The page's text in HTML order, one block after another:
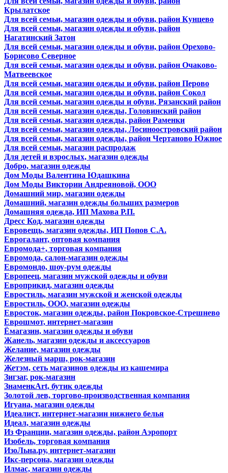
Крылатское
Для всей семьи, магазин одежды и обуви, район Кунцево
Для всей семьи, магазин одежды и обуви, район
Нагатинский Затон
Для всей семьи, магазин одежды и обуви, район Орехово-
Борисово Северное
Для всей семьи, магазин одежды и обуви, район Очаково-
Матвеевское
Для всей семьи, магазин одежды и обуви, район Перово
Для всей семьи, магазин одежды и обуви, район Сокол
Для всей семьи, магазин одежды и обуви, Рязанский район
Для всей семьи, магазин одежды, Головинский район
Для всей семьи, магазин одежды, район Раменки
Для всей семьи, магазин одежды, Лосиноостровский район
Для всей семьи, магазин одежды, район Чертаново Южное
Для всей семьи, магазин распродаж
Для детей и взрослых, магазин одежды
Добро, магазин одежды
Дом Моды Валентина Юдашкина
Дом Моды Виктории Андреяновой, ООО
Домашний мир, магазин одежды
Домашний, магазин одежды больших размеров
Домашняя одежда, ИП Махова Р.П.
Дресс Код, магазин одежды
Евровещь, магазин одежды, ИП Попов С.А.
Еврогалант, оптовая компания
Евромода+, торговая компания
Евромода, салон-магазин одежды
Евромондо, шоу-рум одежды
Европеец, магазин мужской одежды и обуви
Европрикид, магазин одежды
Евростиль, магазин мужской и женской одежды
Евростиль, ООО, магазин одежды
Евросток, магазин одежды, район Покровское-Стрешнево
Еврошмот, интернет-магазин
Ёмагазин, магазин одежды и обуви
Жанель, магазин одежды и аксессуаров
Желание, магазин одежды
Железный марш, рок-магазин
Жетэм, сеть магазинов одежды из кашемира
Зигзаг, рок-магазин
ЗнаменкArt, бутик одежды
Золотой лев, торгово-производственная компания
Игуана, магазин одежды
Идеалист, интернет-магазин нижнего белья
Идеал, магазин одежды
Из Франции, магазин одежды, район Аэропорт
Изобель, торговая компания
ИзоЛьна.ру, интернет-магазин
Икс-персона, магазин одежды
Илмас, магазин одежды